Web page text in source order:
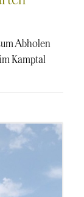
Abholen
Kamptal